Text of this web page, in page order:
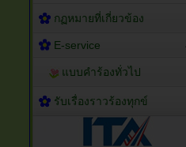
กฏหมายที่เกี่ยวข้อง
E-service
แบบคำร้องทั่วไป
รับเรื่องราวร้องทุกข์